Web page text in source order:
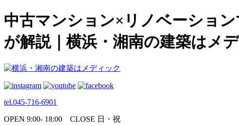
中古マンション×リノベーショ
が解説｜横浜・湘南の建築はメ
tel.045-716-6901
OPEN 9:00- 18:00 CLOSE 日・祝